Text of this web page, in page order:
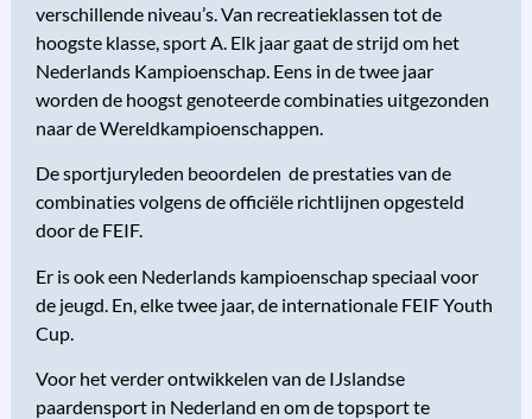
verschillende niveau’s. Van recreatieklassen tot de
hoogste klasse, sport A. Elk jaar gaat de strijd om het
Nederlands Kampioenschap. Eens in de twee jaar
worden de hoogst genoteerde combinaties uitgezonden
naar de Wereldkampioenschappen.
De sportjuryleden beoordelen de prestaties van de
combinaties volgens de officiële richtlijnen opgesteld
door de FEIF.
Er is ook een Nederlands kampioenschap speciaal voor
de jeugd. En, elke twee jaar, de internationale FEIF Youth
Cup.
Voor het verder ontwikkelen van de IJslandse
paardensport in Nederland en om de topsport te